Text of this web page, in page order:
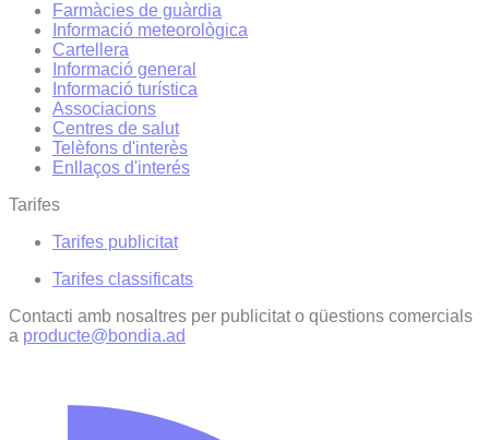
Farmàcies de guàrdia
Informació meteorològica
Cartellera
Informació general
Informació turística
Associacions
Centres de salut
Telèfons d'interès
Enllaços d'interés
Tarifes
Tarifes publicitat
Tarifes classificats
Contacti amb nosaltres per publicitat o qüestions comercials
a producte@bondia.ad